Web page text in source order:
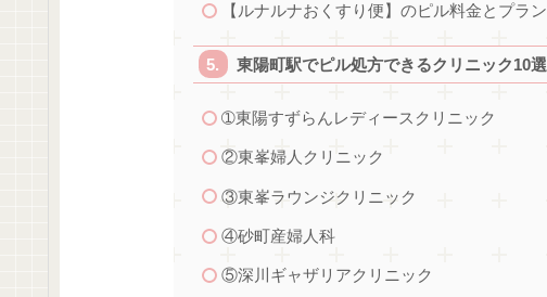
【ルナルナおくすり便】のピル料金とプラン
東陽町駅でピル処方できるクリニック10選
➀東陽すずらんレディースクリニック
②東峯婦人クリニック
③東峯ラウンジクリニック
④砂町産婦人科
⑤深川ギャザリアクリニック